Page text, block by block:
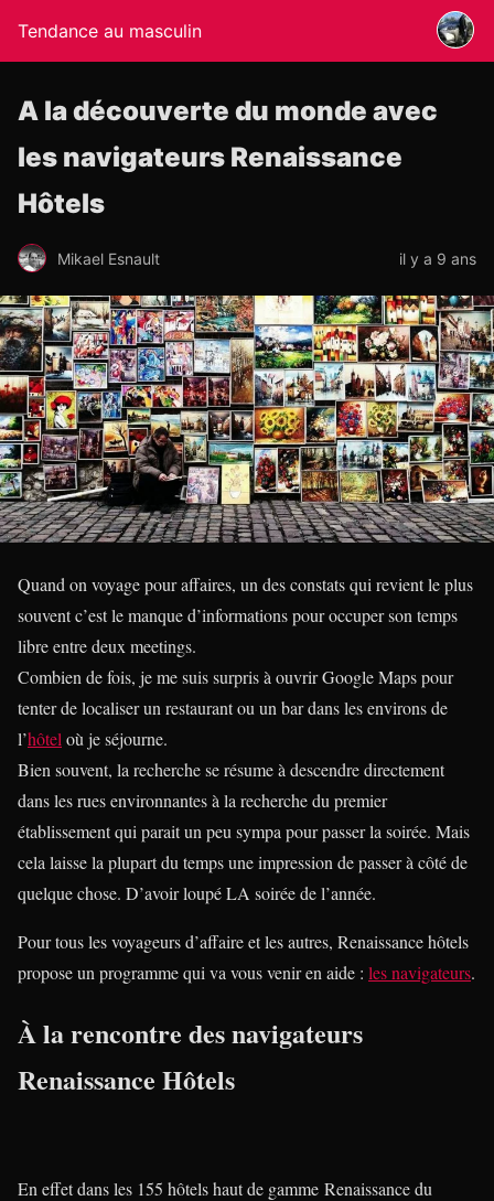
Tendance au masculin
A la découverte du monde avec
les navigateurs Renaissance
Hôtels
Mikael Esnault il y a 9 ans
Quand on voyage pour affaires, un des constats qui revient le plus
souvent c’est le manque d’informations pour occuper son temps
libre entre deux meetings.
Combien de fois, je me suis surpris à ouvrir Google Maps pour
tenter de localiser un restaurant ou un bar dans les environs de
l’hôtel où je séjourne.
Bien souvent, la recherche se résume à descendre directement
dans les rues environnantes à la recherche du premier
établissement qui parait un peu sympa pour passer la soirée. Mais
cela laisse la plupart du temps une impression de passer à côté de
quelque chose. D’avoir loupé LA soirée de l’année.
Pour tous les voyageurs d’affaire et les autres, Renaissance hôtels
propose un programme qui va vous venir en aide : les navigateurs.
À la rencontre des navigateurs
Renaissance Hôtels
En effet dans les 155 hôtels haut de gamme Renaissance du